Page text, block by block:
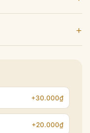
+
+30.000₫
+20.000₫